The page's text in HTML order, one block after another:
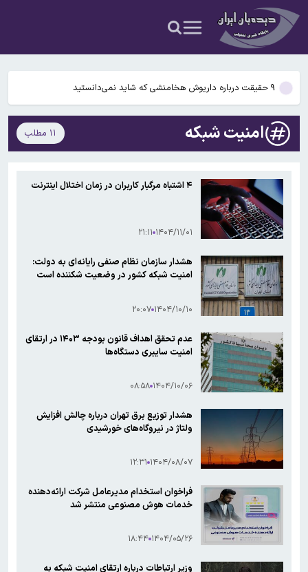
شدن مغز انسان کمک کردند؟
آمریکا ۵ فرد و ۱۳ شرکت و صرافی را تحریم کرد+اسامی
آمریکا آبان تتر را تحریم کرد؛ یک صرافی ایرانی دیگر در فهرست تحریم‌های
رمزارزی ایالات متحده قرار گرفت
۹ حقیقت درباره داریوش هخامنشی که شاید نمی‌دانستید
بیفوما در پرسپولیس ماندنی شد
سوختی فراموش‌شده در مسیر تکامل مغز؛ آیا میوه و عسل به بزرگ‌تر
آمریکا ۵ فرد و ۱۳ شرکت و صرافی را تحریم کرد+اسامی
آمریکا آبان تتر را تحریم کرد؛ یک صرافی ایرانی دیگر در فهرست تحریم‌های
رمزارزی ایالات متحده قرار گرفت
امنیت شبکه ۱۱ مطلب
۴ اشتباه مرگبار کاربران در زمان اختلال اینترنت
۱۴۰۴/۱۱/۰۱ ۲۱:۱۱
هشدار سازمان نظام صنفی رایانه‌ای به دولت:
امنیت شبکه کشور در وضعیت شکننده است
۱۴۰۴/۱۰/۱۰ ۲۰:۰۷
عدم تحقق اهداف قانون بودجه ۱۴۰۳ در ارتقای
امنیت سایبری دستگاه‌ها
۱۴۰۴/۱۰/۰۶ ۰۸:۵۸
هشدار توزیع برق تهران درباره چالش افزایش
ولتاژ در نیروگاه‌های خورشیدی
۱۴۰۴/۰۸/۰۷ ۱۲:۳۱
فراخوان استخدام مدیرعامل شرکت ارائه‌دهنده
خدمات هوش مصنوعی منتشر شد
۱۴۰۴/۰۵/۲۶ ۱۸:۴۴
وزیر ارتباطات درباره ارتقای امنیت شبکه به